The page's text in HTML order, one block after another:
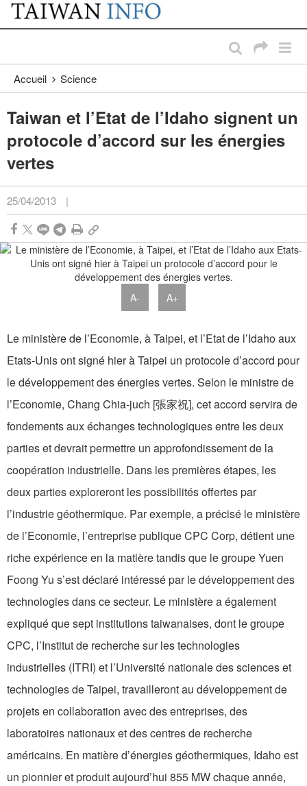
Passer au contenu principal
:::
Accueil Science
Taiwan et l’Etat de l’Idaho signent un
protocole d’accord sur les énergies
vertes
25/04/2013 |
A- A+
Le ministère de l’Economie, à Taipei, et l’Etat de l’Idaho aux
Etats-Unis ont signé hier à Taipei un protocole d’accord pour
le développement des énergies vertes. Selon le ministre de
l’Economie, Chang Chia-juch [張家祝], cet accord servira de
fondements aux échanges technologiques entre les deux
parties et devrait permettre un approfondissement de la
coopération industrielle. Dans les premières étapes, les
deux parties exploreront les possibilités offertes par
l’industrie géothermique. Par exemple, a précisé le ministère
de l’Economie, l’entreprise publique CPC Corp, détient une
riche expérience en la matière tandis que le groupe Yuen
Foong Yu s’est déclaré intéressé par le développement des
technologies dans ce secteur. Le ministère a également
expliqué que sept institutions taiwanaises, dont le groupe
CPC, l’Institut de recherche sur les technologies
industrielles (ITRI) et l’Université nationale des sciences et
technologies de Taipei, travailleront au développement de
projets en collaboration avec des entreprises, des
laboratoires nationaux et des centres de recherche
américains. En matière d’énergies géothermiques, Idaho est
un pionnier et produit aujourd’hui 855 MW chaque année,